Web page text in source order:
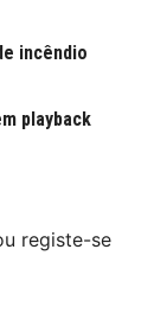
incêndio
playback
registe-se